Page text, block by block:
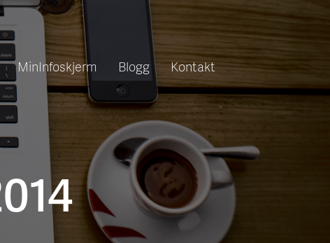
MinInfoskjerm Blogg Kontakt